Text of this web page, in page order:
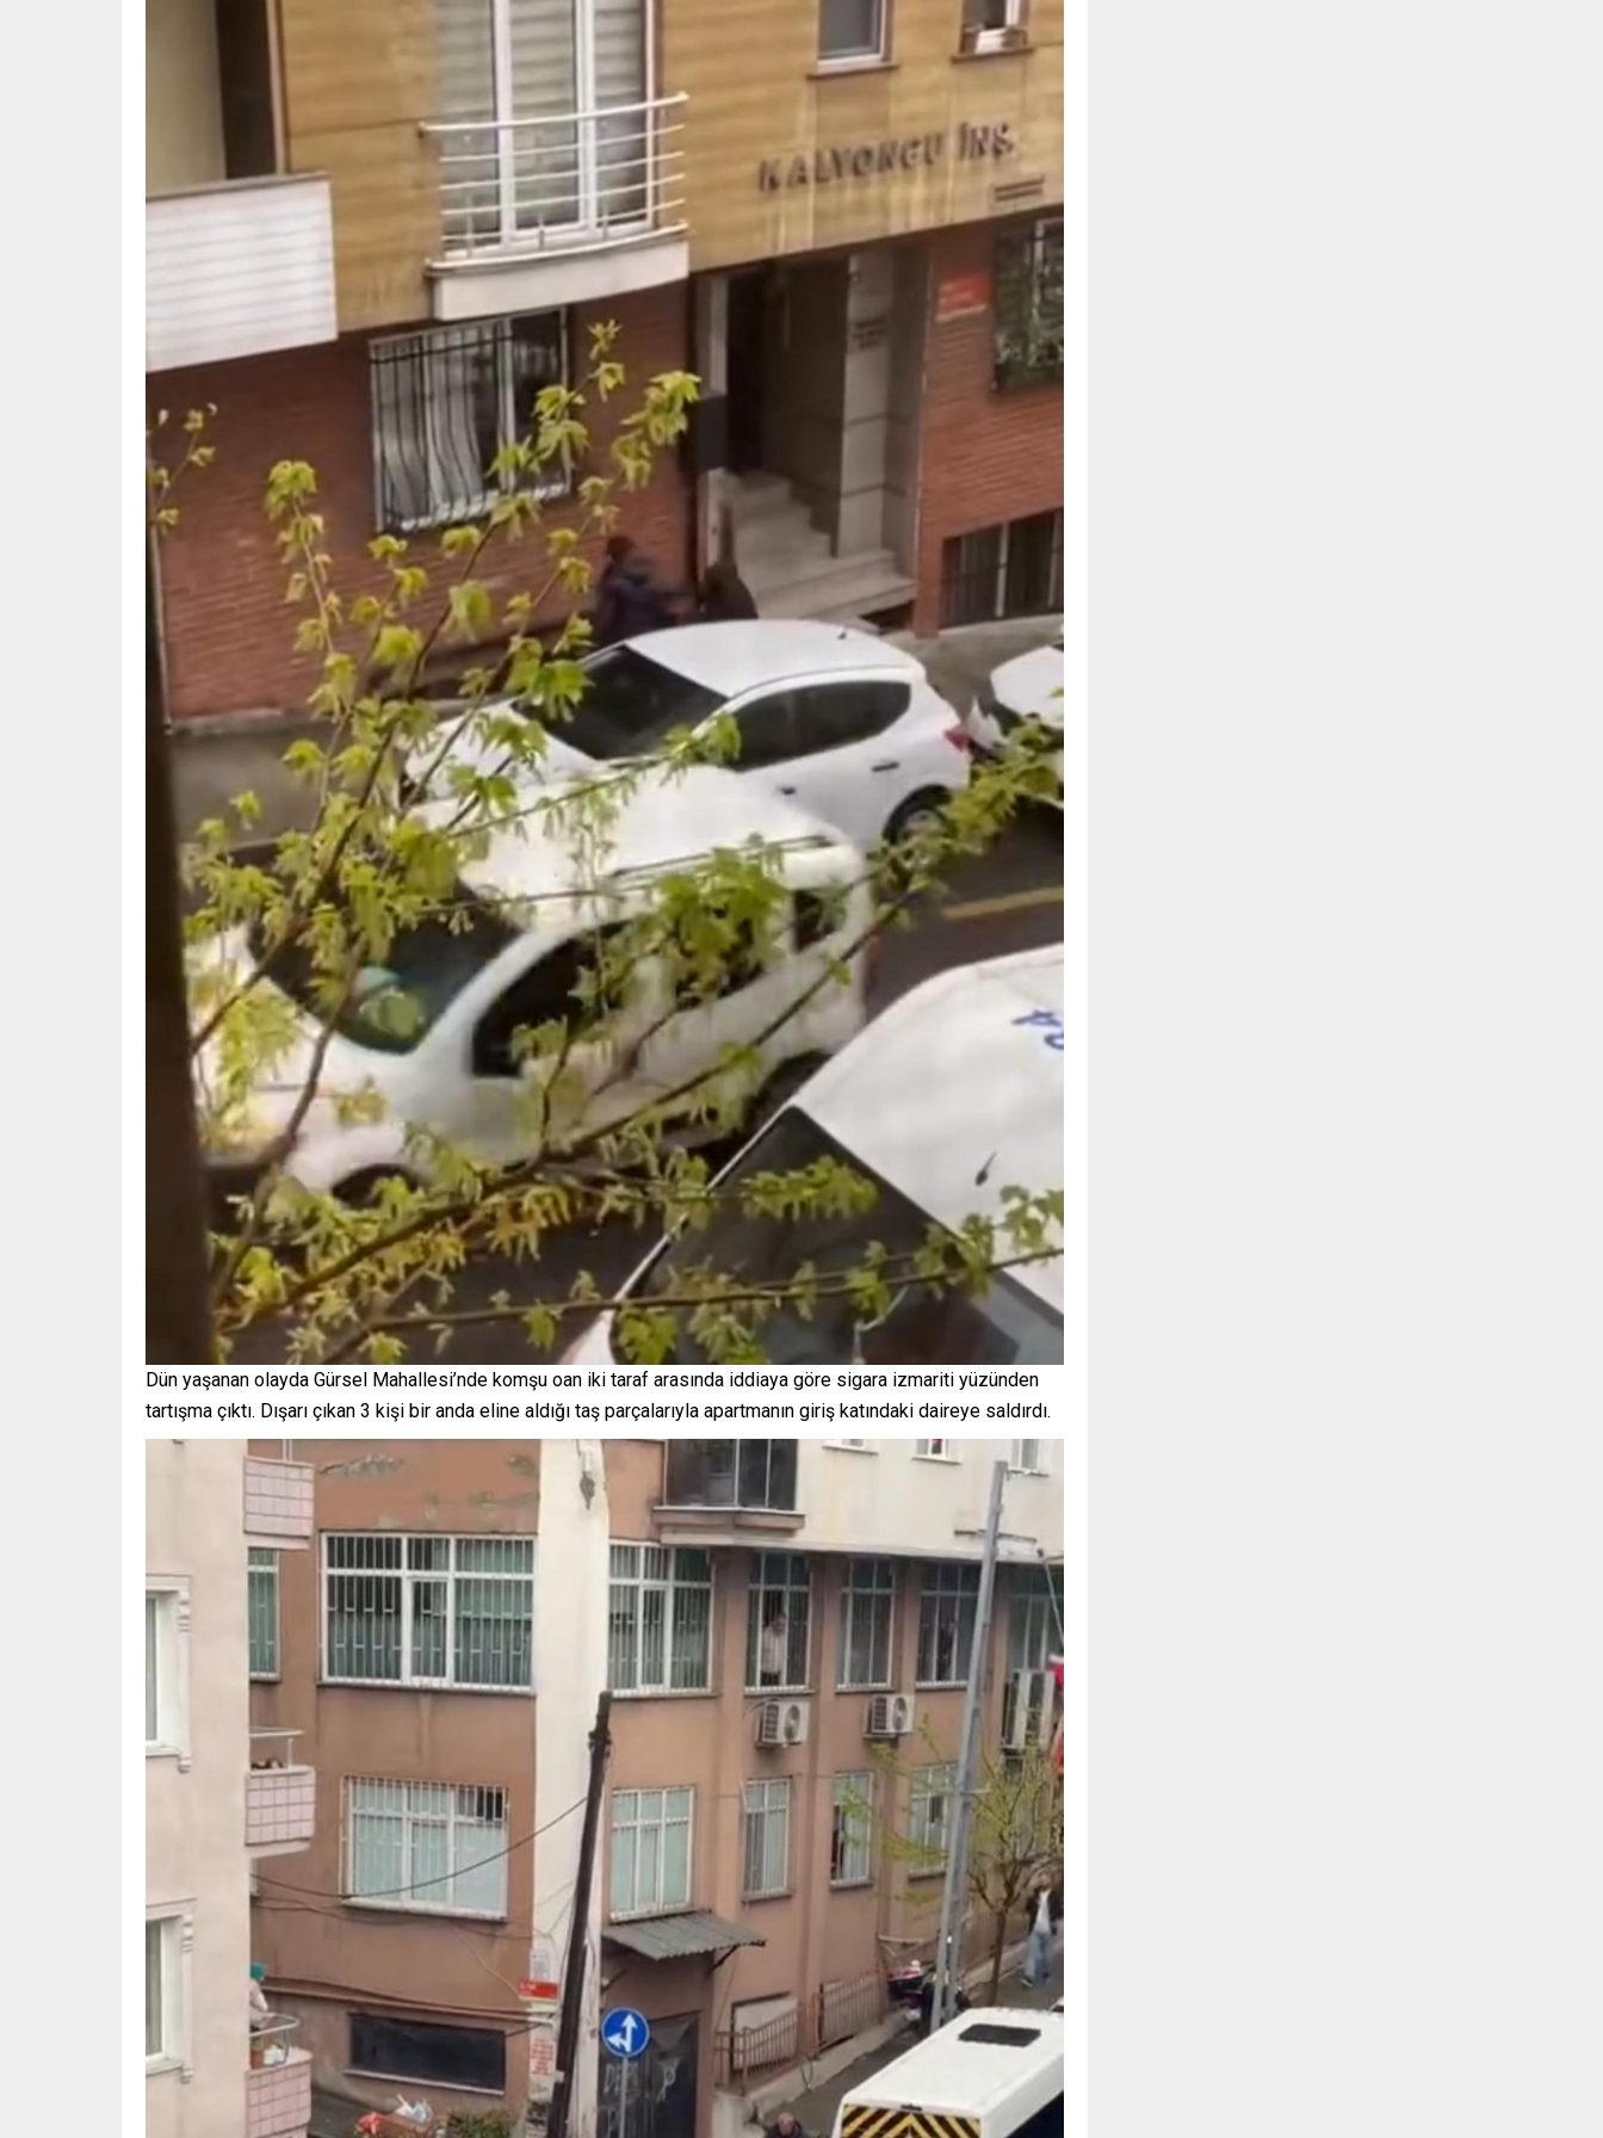
Dün yaşanan olayda Gürsel Mahallesi’nde komşu oan iki taraf arasında iddiaya göre sigara izmariti yüzünden
tartışma çıktı. Dışarı çıkan 3 kişi bir anda eline aldığı taş parçalarıyla apartmanın giriş katındaki daireye saldırdı.